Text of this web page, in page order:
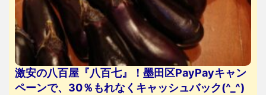
激安の八百屋『八百七』！墨田区PayPayキャン
ペーンで、30％もれなくキャッシュバック(^_^)